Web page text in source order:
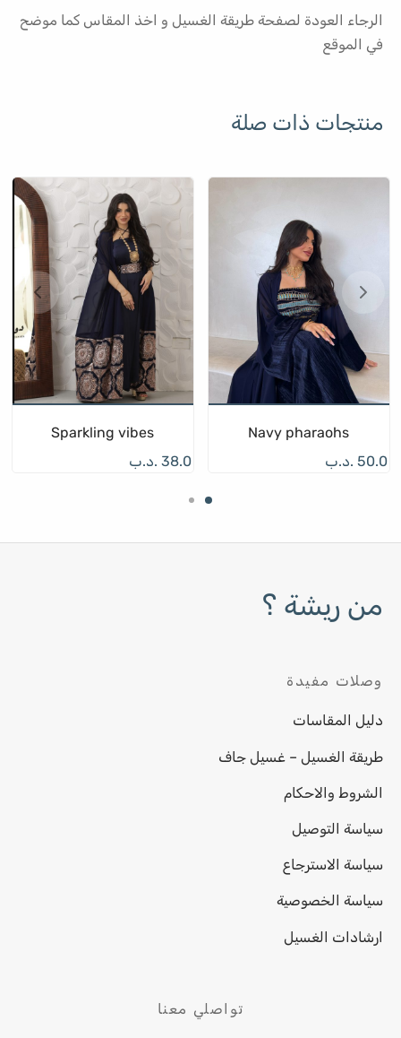
الرجاء العودة لصفحة طريقة الغسيل و اخذ المقاس كما موضح
في الموقع
منتجات ذات صلة
Navy pharaohs
50.0 .د.ب
Sparkling vibes
38.0 .د.ب
من ريشة ؟
وصلات مفيدة
دليل المقاسات
طريقة الغسيل – غسيل جاف
الشروط والاحكام
سياسة التوصيل
سياسة الاسترجاع
سياسة الخصوصية
ارشادات الغسيل
تواصلي معنا